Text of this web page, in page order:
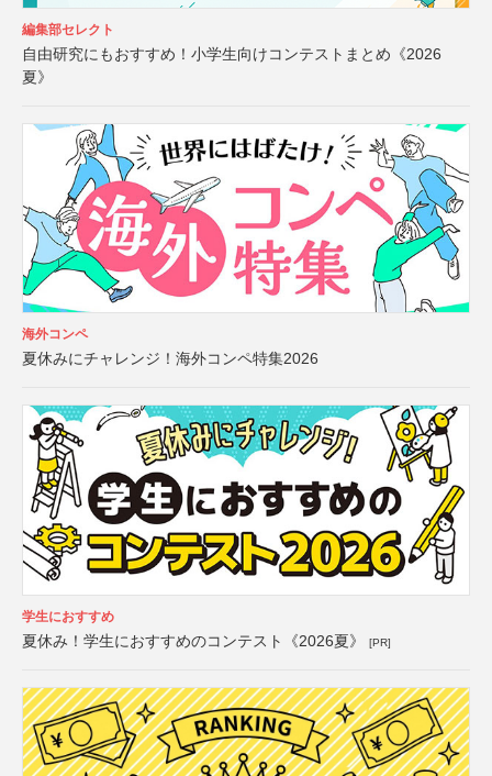
編集部セレクト
自由研究にもおすすめ！小学生向けコンテストまとめ《2026
夏》
海外コンペ
夏休みにチャレンジ！海外コンペ特集2026
学生におすすめ
夏休み！学生におすすめのコンテスト《2026夏》 [PR]